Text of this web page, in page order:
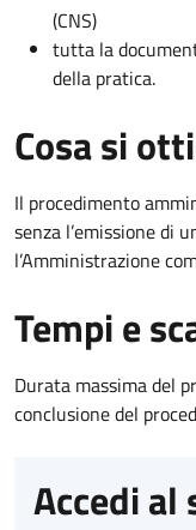
(CNS)
tutta la
della pratica.
Cosa si
Il procedimento
senza l’emissione di
l’Amministrazione
Tempi e
Durata massima del
conclusione del
Accedi al